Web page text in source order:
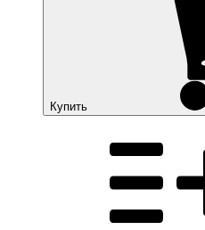
Купить